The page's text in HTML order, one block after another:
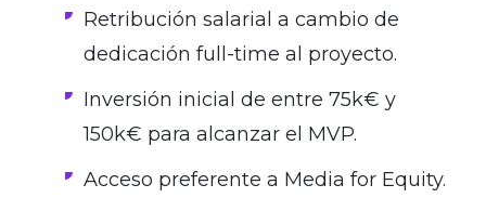
Retribución salarial a cambio de
dedicación full-time al proyecto.
Inversión inicial de entre 75k€ y
150k€ para alcanzar el MVP.
Acceso preferente a Media for Equity.